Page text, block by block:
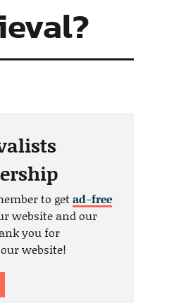
to getad-free
website and our
you for
website!